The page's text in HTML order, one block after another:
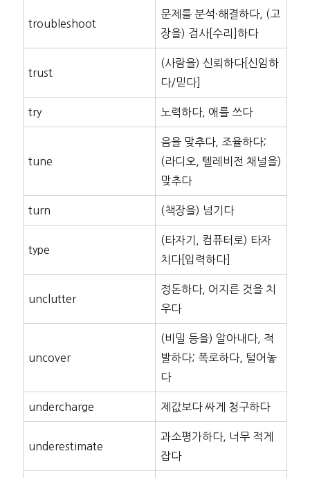
troubleshoot
문제를 분석·해결하다, (고
장을) 검사[수리]하다
trust
(사람을) 신뢰하다[신임하
다/믿다]
try 노력하다, 애를 쓰다
tune
음을 맞추다, 조율하다;
(라디오, 텔레비전 채널을)
맞추다
turn (책장을) 넘기다
type
(타자기, 컴퓨터로) 타자
치다[입력하다]
unclutter
정돈하다, 어지른 것을 치
우다
uncover
(비밀 등을) 알아내다, 적
발하다; 폭로하다, 털어놓
다
undercharge 제값보다 싸게 청구하다
underestimate
과소평가하다, 너무 적게
잡다